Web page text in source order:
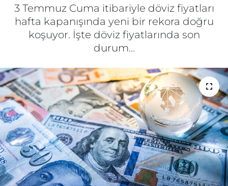
3 Temmuz Cuma itibariyle döviz fiyatları
hafta kapanışında yeni bir rekora doğru
koşuyor. İşte döviz fiyatlarında son
durum…
SAĞLIK
EĞİTİM
MAGAZİN
ESKİŞEHİRSPOR
Haber Arşivi